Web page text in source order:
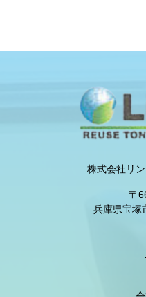
株式会社リ
〒
兵庫県宝塚